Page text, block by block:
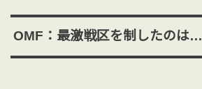
OMF：最激戦区を制したのは…